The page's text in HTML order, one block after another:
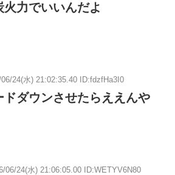
火力でいいんだよ
06/24(水) 21:02:35.40 ID:fdzfHa3I0
ダウンさせたらええんや
06/24(水) 21:06:05.00 ID:WETYV6N80